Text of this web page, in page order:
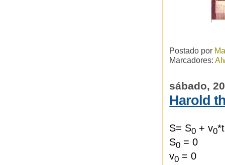
Postado por
Marcadores:
sábado,
Harold
S= S0 + v0
S0 = 0
v0 = 0